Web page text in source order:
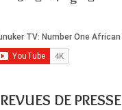
REVUES DE PRESSE